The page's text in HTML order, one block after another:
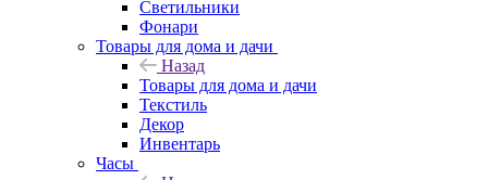
Светильники
Фонари
Товары для дома и дачи
Назад
Товары для дома и дачи
Текстиль
Декор
Инвентарь
Часы